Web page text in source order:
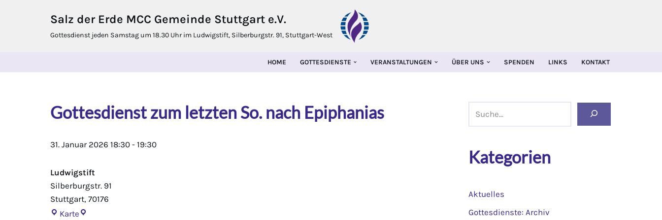
Salz der Erde MCC Gemeinde Stuttgart e.V.
Gottesdienst jeden Samstag um 18.30 Uhr im Ludwigstift, Silberburgstr. 91, Stuttgart-West
HOME GOTTESDIENSTE VERANSTALTUNGEN ÜBER UNS SPENDEN LINKS KONTAKT
Gottesdienst zum letzten So. nach Epiphanias
31. Januar 2026 18:30 - 19:30
Ludwigstift
Silberburgstr. 91
Stuttgart, 70176
Karte
Kategorien
Aktuelles
Gottesdienste: Archiv